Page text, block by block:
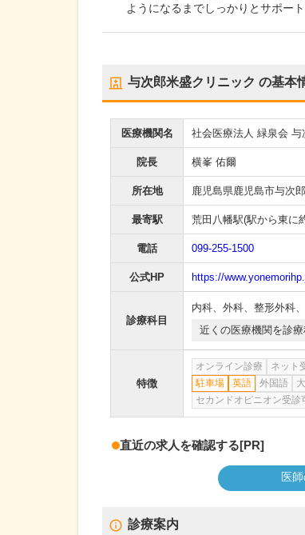
ようになるまでしっかりとサポート
与次郎米盛クリニック の基本
医療機関名 社会医療法人 緑泉会 与
院長 横峯 佑爾
所在地 鹿児島県鹿児島市与次
最寄駅 荒田八幡駅(駅から東に
電話 099-255-1500
公式HP https://
診療科目
内科、 外科、 整形外科、
近くの医療機関を診
特徴
オンライン診療 ネット
駐車場
英語 外国語
セカンドオピニオン受診
直近の求人を確認する[PR]
医
診療案内